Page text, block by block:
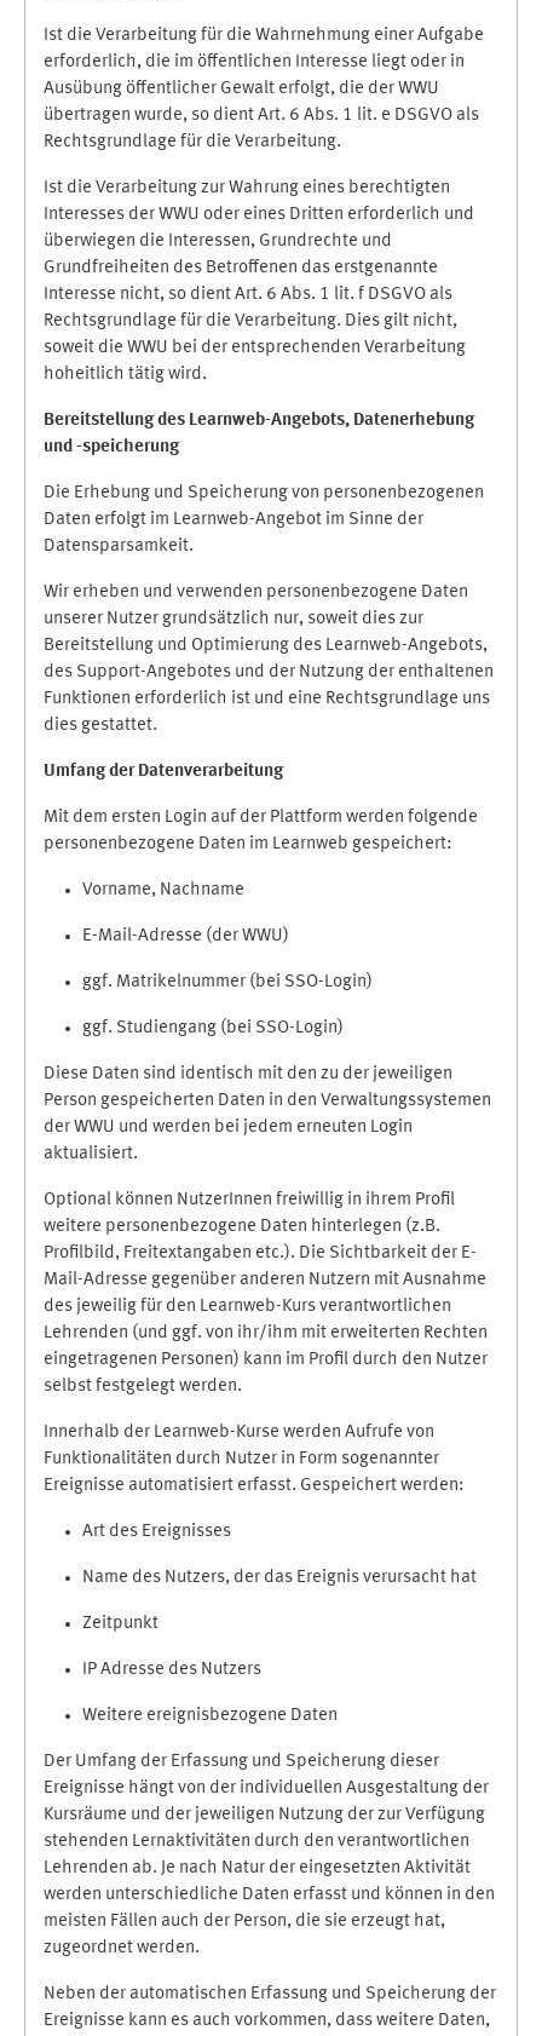
Ist die Verarbeitung für die Wahrnehmung einer Aufgabe
erforderlich, die im öffentlichen Interesse liegt oder in
Ausübung öffentlicher Gewalt erfolgt, die der WWU
übertragen wurde, so dient Art. 6 Abs. 1 lit. e DSGVO als
Rechtsgrundlage für die Verarbeitung.
Ist die Verarbeitung zur Wahrung eines berechtigten
Interesses der WWU oder eines Dritten erforderlich und
überwiegen die Interessen, Grundrechte und
Grundfreiheiten des Betroffenen das erstgenannte
Interesse nicht, so dient Art. 6 Abs. 1 lit. f DSGVO als
Rechtsgrundlage für die Verarbeitung. Dies gilt nicht,
soweit die WWU bei der entsprechenden Verarbeitung
hoheitlich tätig wird.
Bereitstellung des Learnweb-Angebots, Datenerhebung
und -speicherung
Die Erhebung und Speicherung von personenbezogenen
Daten erfolgt im Learnweb-Angebot im Sinne der
Datensparsamkeit.
Wir erheben und verwenden personenbezogene Daten
unserer Nutzer grundsätzlich nur, soweit dies zur
Bereitstellung und Optimierung des Learnweb-Angebots,
des Support-Angebotes und der Nutzung der enthaltenen
Funktionen erforderlich ist und eine Rechtsgrundlage uns
dies gestattet.
Umfang der Datenverarbeitung
Mit dem ersten Login auf der Plattform werden folgende
personenbezogene Daten im Learnweb gespeichert:
Vorname, Nachname
E-Mail-Adresse (der WWU)
ggf. Matrikelnummer (bei SSO-Login)
ggf. Studiengang (bei SSO-Login)
Diese Daten sind identisch mit den zu der jeweiligen
Person gespeicherten Daten in den Verwaltungssystemen
der WWU und werden bei jedem erneuten Login
aktualisiert.
Optional können NutzerInnen freiwillig in ihrem Profil
weitere personenbezogene Daten hinterlegen (z.B.
Profilbild, Freitextangaben etc.). Die Sichtbarkeit der E-
Mail-Adresse gegenüber anderen Nutzern mit Ausnahme
des jeweilig für den Learnweb-Kurs verantwortlichen
Lehrenden (und ggf. von ihr/ihm mit erweiterten Rechten
eingetragenen Personen) kann im Profil durch den Nutzer
selbst festgelegt werden.
Innerhalb der Learnweb-Kurse werden Aufrufe von
Funktionalitäten durch Nutzer in Form sogenannter
Ereignisse automatisiert erfasst. Gespeichert werden:
Art des Ereignisses
Name des Nutzers, der das Ereignis verursacht hat
Zeitpunkt
IP Adresse des Nutzers
Weitere ereignisbezogene Daten
Der Umfang der Erfassung und Speicherung dieser
Ereignisse hängt von der individuellen Ausgestaltung der
Kursräume und der jeweiligen Nutzung der zur Verfügung
stehenden Lernaktivitäten durch den verantwortlichen
Lehrenden ab. Je nach Natur der eingesetzten Aktivität
werden unterschiedliche Daten erfasst und können in den
meisten Fällen auch der Person, die sie erzeugt hat,
zugeordnet werden.
Neben der automatischen Erfassung und Speicherung der
Ereignisse kann es auch vorkommen, dass weitere Daten,